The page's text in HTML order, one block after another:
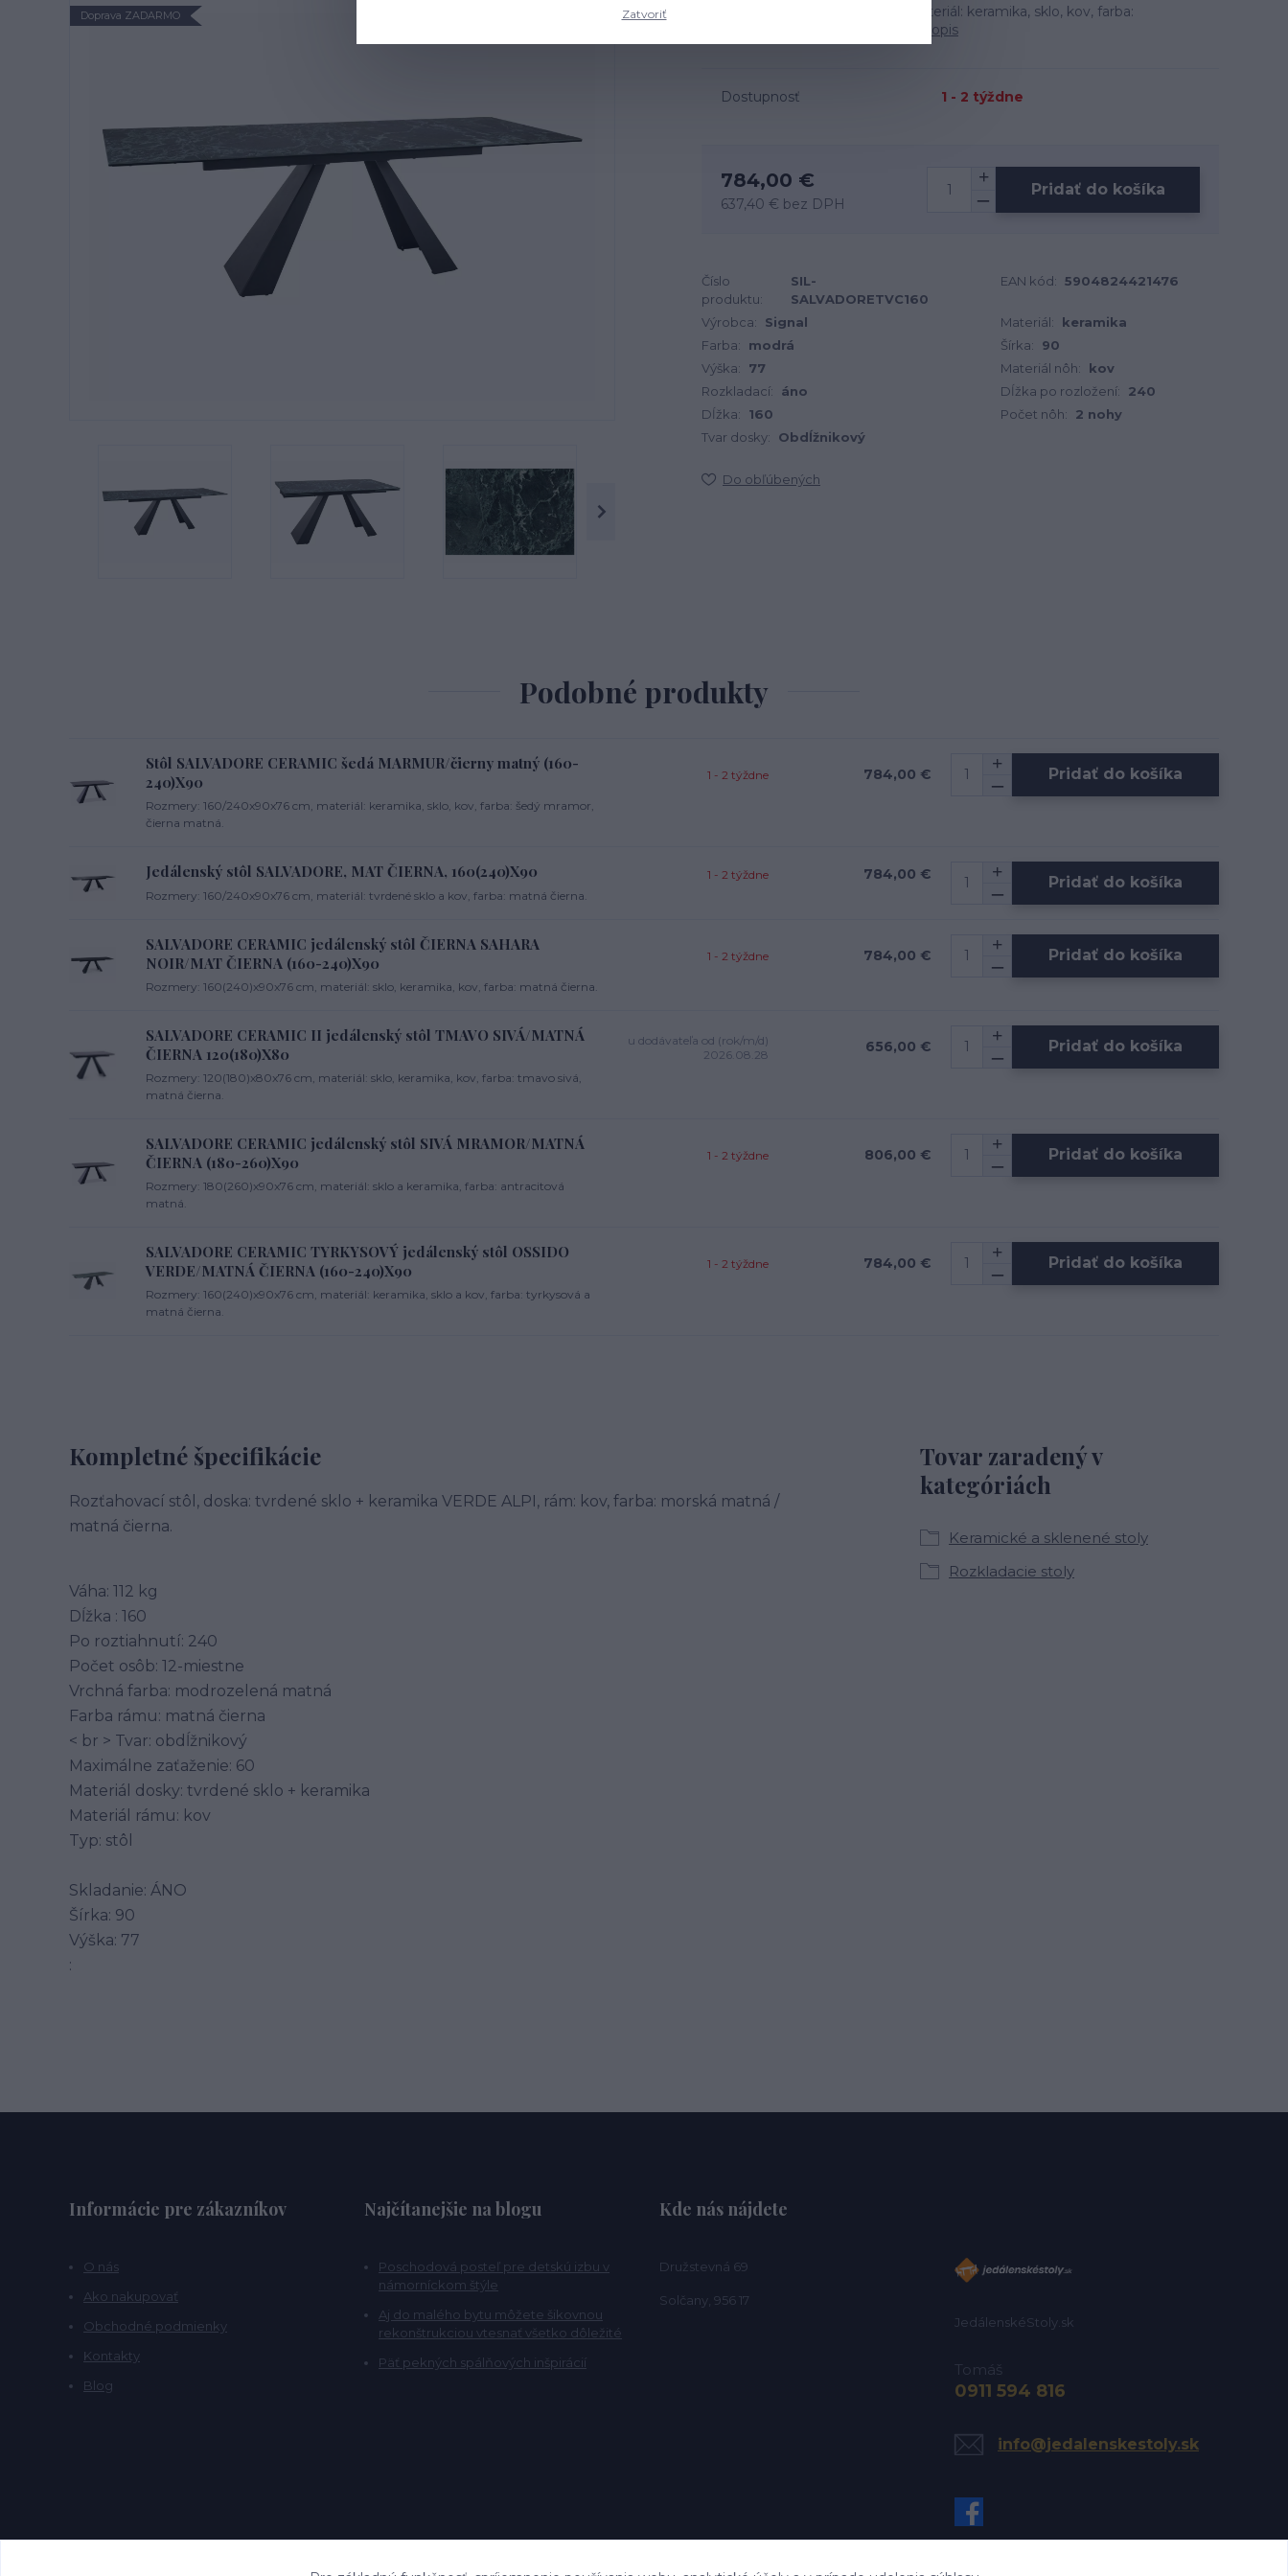
Doprava ZADARMO
Rozmery: 160-240x90x77 cm, materiál: keramika, sklo, kov, farba:
celý popis
Dostupnosť 1 - 2 týždne
784,00 €
637,40 € bez DPH
Pridať do košíka
Číslo
produktu:
SIL-
SALVADORETVC160
EAN kód: 5904824421476
Výrobca: Signal Materiál:
keramika
Farba:
modrá Šírka:
90
Výška:
77 Materiál nôh:
kov
Rozkladací:
áno Dĺžka po rozložení:
240
Dĺžka:
160 Počet nôh:
2 nohy
Tvar dosky:
Obdĺžnikový
Do obľúbených
Podobné produkty
Stôl SALVADORE CERAMIC šedá MARMUR/čierny matný (160-
240)X90
Rozmery: 160/240x90x76 cm, materiál: keramika, sklo, kov, farba: šedý mramor,
čierna matná.
784,00 €
1 - 2 týždne Pridať do košíka
Jedálenský stôl SALVADORE, MAT ČIERNA, 160(240)X90
Rozmery: 160/240x90x76 cm, materiál: tvrdené sklo a kov, farba: matná čierna.
784,00 €
1 - 2 týždne Pridať do košíka
SALVADORE CERAMIC jedálenský stôl ČIERNA SAHARA
NOIR/MAT ČIERNA (160-240)X90
Rozmery: 160(240)x90x76 cm, materiál: sklo, keramika, kov, farba: matná čierna.
784,00 €
1 - 2 týždne Pridať do košíka
SALVADORE CERAMIC II jedálenský stôl TMAVO SIVÁ/MATNÁ
ČIERNA 120(180)X80
Rozmery: 120(180)x80x76 cm, materiál: sklo, keramika, kov, farba: tmavo sivá,
matná čierna.
656,00 €
u dodávateľa od (rok/m/d)
2026.08.28
Pridať do košíka
SALVADORE CERAMIC jedálenský stôl SIVÁ MRAMOR/MATNÁ
ČIERNA (180-260)X90
Rozmery: 180(260)x90x76 cm, materiál: sklo a keramika, farba: antracitová
matná.
806,00 €
1 - 2 týždne Pridať do košíka
SALVADORE CERAMIC TYRKYSOVÝ jedálenský stôl OSSIDO
VERDE/MATNÁ ČIERNA (160-240)X90
Rozmery: 160(240)x90x76 cm, materiál: keramika, sklo a kov, farba: tyrkysová a
matná čierna.
784,00 €
1 - 2 týždne Pridať do košíka
Kompletné špecifikácie
Rozťahovací stôl, doska: tvrdené sklo + keramika VERDE ALPI, rám: kov, farba: morská matná /
matná čierna.
Váha: 112 kg
Dĺžka : 160
Po roztiahnutí: 240
Počet osôb: 12-miestne
Vrchná farba: modrozelená matná
Farba rámu: matná čierna
< br > Tvar: obdĺžnikový
Maximálne zaťaženie: 60
Materiál dosky: tvrdené sklo + keramika
Materiál rámu: kov
Typ: stôl
Skladanie: ÁNO
Šírka: 90
Výška: 77
:
Tovar zaradený v
kategóriách
Keramické a sklenené stoly
Rozkladacie stoly
Informácie pre zákazníkov
O nás
Ako nakupovať
Obchodné podmienky
Kontakty
Blog
Najčítanejšie na blogu
Poschodová posteľ pre detskú izbu v
námorníckom štýle
Aj do malého bytu môžete šikovnou
rekonštrukciou vtesnať všetko dôležité
Päť pekných spálňových inšpirácií
Kde nás nájdete
Družstevná 69
Solčany, 956 17
JedálenskéStoly.sk
Tomáš
0911 594 816
info@jedalenskestoly.sk
Zatvoriť